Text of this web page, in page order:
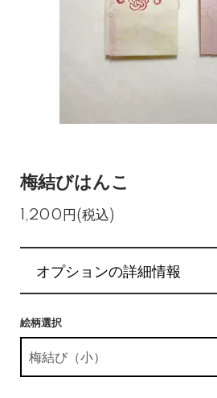
梅結びはんこ
1,200円(税込)
オプションの詳細情報
絵柄選択